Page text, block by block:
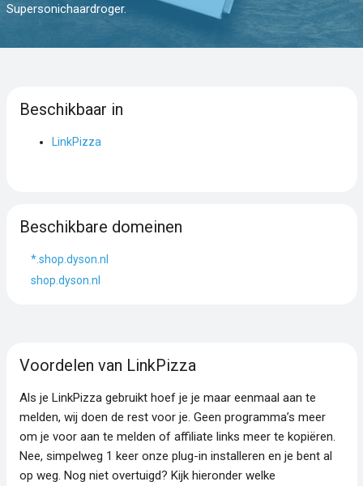
Supersonichaardroger.
Beschikbaar in
LinkPizza
Beschikbare domeinen
*.shop.dyson.nl
shop.dyson.nl
Voordelen van LinkPizza
Als je LinkPizza gebruikt hoef je je maar eenmaal aan te
melden, wij doen de rest voor je. Geen programma’s meer
om je voor aan te melden of affiliate links meer te kopiëren.
Nee, simpelweg 1 keer onze plug-in installeren en je bent al
op weg. Nog niet overtuigd? Kijk hieronder welke